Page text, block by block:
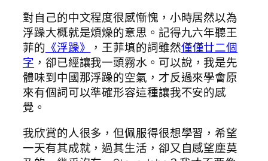
對自己的中文程度很感慚愧，小時居然以為
浮躁大概就是煩燥的意思。記得九六年聽王
菲的 《浮躁》 ，王菲填的詞雖然僅僅廿二個
字 ，卻已經讓我一頭霧水。可以說，我是先
體味到中國那浮躁的空氣，才反過來學會原
來有個詞可以準確形容這種讓我不安的感
覺。
我欣賞的人很多，但佩服得很想學習，希望
一天有其成就，過其生活，卻又自感望塵莫